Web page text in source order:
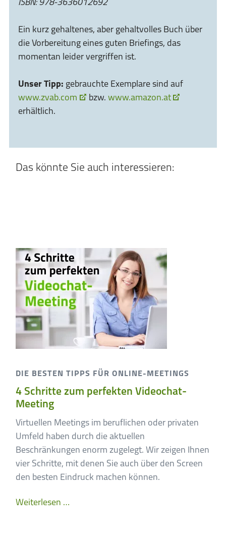
ISBN: 978-3636012692
Ein kurz gehaltenes, aber gehaltvolles Buch über
die Vorbereitung eines guten Briefings, das
momentan leider vergriffen ist.
Unser Tipp: gebrauchte Exemplare sind auf
www.zvab.com
bzw. www.amazon.at
erhältlich.
Das könnte Sie auch interessieren:
4 Schritte zum perfekten Videochat-
Meeting
DIE BESTEN TIPPS FÜR ONLINE-MEETINGS
Virtuellen Meetings im beruflichen oder privaten
Umfeld haben durch die aktuellen
Beschränkungen enorm zugelegt. Wir zeigen Ihnen
vier Schritte, mit denen Sie auch über den Screen
den besten Eindruck machen können.
Weiterlesen …